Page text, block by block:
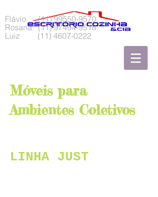
Flávio(11) 99550-9570
Rosana(11) 97494-9518
Luiz (11) 4607-0222
Móveis para
Ambientes Coletivos
LINHA JUST